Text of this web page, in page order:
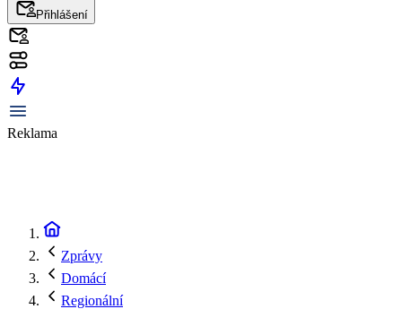
Přihlášení
Reklama
Zprávy
Domácí
Regionální